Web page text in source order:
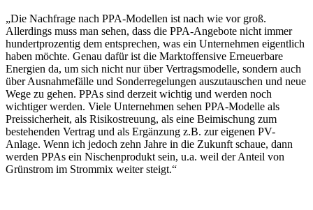
„Die Nachfrage nach PPA-Modellen ist nach wie vor groß.
Allerdings muss man sehen, dass die PPA-Angebote nicht immer
hundertprozentig dem entsprechen, was ein Unternehmen eigentlich
haben möchte. Genau dafür ist die Marktoffensive Erneuerbare
Energien da, um sich nicht nur über Vertragsmodelle, sondern auch
über Ausnahmefälle und Sonderregelungen auszutauschen und neue
Wege zu gehen. PPAs sind derzeit wichtig und werden noch
wichtiger werden. Viele Unternehmen sehen PPA-Modelle als
Preissicherheit, als Risikostreuung, als eine Beimischung zum
bestehenden Vertrag und als Ergänzung z.B. zur eigenen PV-
Anlage. Wenn ich jedoch zehn Jahre in die Zukunft schaue, dann
werden PPAs ein Nischenprodukt sein, u.a. weil der Anteil von
Grünstrom im Strommix weiter steigt.“